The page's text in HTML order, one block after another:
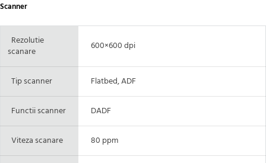
Scanner
Rezolutie
scanare
600×600 dpi
Tip scanner Flatbed, ADF
Functii scanner DADF
Viteza scanare 80 ppm